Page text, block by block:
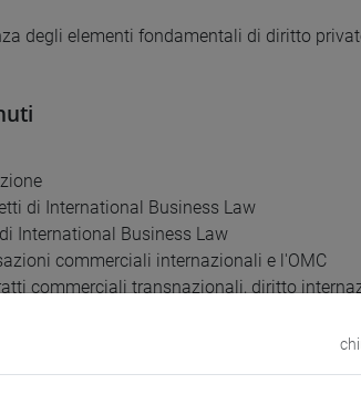
degli elementi fondamentali di diritto
di International Business Law
International Business Law
commerciali internazionali e l'OMC
commerciali transnazionali, diritto